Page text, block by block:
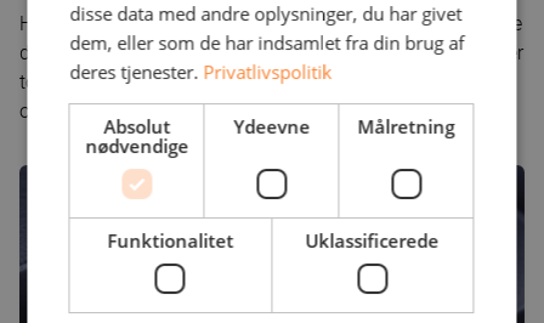
Handler du med forbrugere, skal du ifølge en ny lov henvise
dine kunder til en ny klageportal. I den nye lovgivning er der
to forskellige informationskrav, som virksomheder skal
opfylde.
disse data med andre oplysninger, du har givet
dem, eller som de har indsamlet fra din brug af
deres tjenester. Privatlivspolitik
Absolut
nødvendige
Ydeevne Målretning
Funktionalitet Uklassificerede